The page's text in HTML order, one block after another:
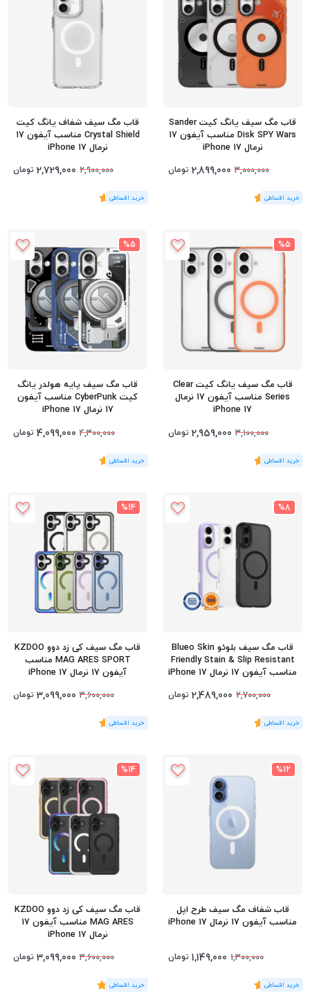
قاب مگ سیف یانگ کیت Sander
Disk SPY Wars مناسب آیفون 17
نرمال iPhone 17
3,000,000
2,899,000 تومان
(1رای)
5
قاب مگ سیف شفاف یانگ کیت
Crystal Shield مناسب آیفون 17
نرمال iPhone 17
2,900,000
2,729,000 تومان
(1رای)
5
%5
قاب مگ سیف یانگ کیت Clear
Series مناسب آیفون 17 نرمال
iPhone 17
3,100,000
2,959,000 تومان
(1رای)
5
%5
قاب مگ سیف پایه هولدر یانگ
کیت CyberPunk مناسب آیفون
17 نرمال iPhone 17
4,300,000
4,099,000 تومان
(1رای)
5
%8
قاب مگ سیف بلوئو Blueo Skin
Friendly Stain & Slip Resistant
مناسب آیفون 17 نرمال iPhone 17
2,700,000
2,489,000 تومان
(1رای)
5
%14
قاب مگ سیف کی زد دوو KZDOO
MAG ARES SPORT مناسب
آیفون 17 نرمال iPhone 17
3,600,000
3,099,000 تومان
(1رای)
5
%12
قاب شفاف مگ سیف طرح اپل
مناسب آیفون 17 نرمال iPhone 17
1,300,000
1,149,000 تومان
(1رای)
5
%14
قاب مگ سیف کی زد دوو KZDOO
MAG ARES مناسب آیفون 17
نرمال iPhone 17
3,600,000
3,099,000 تومان
(2 رای)
5